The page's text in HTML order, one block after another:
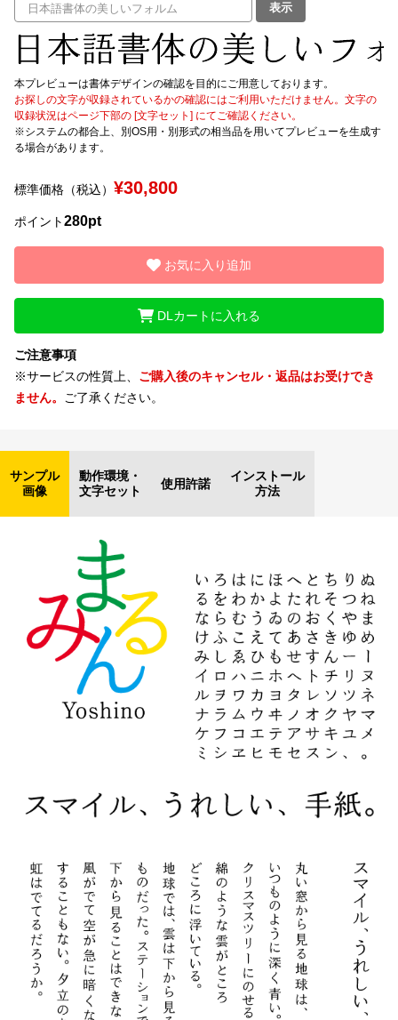
リセット 検索
表示
本プレビューは書体デザインの確認を目的にご用意しております。
お探しの文字が収録されているかの確認にはご利用いただけません。文字の
収録状況はページ下部の [文字セット] にてご確認ください。
※システムの都合上、別OS用・別形式の相当品を用いてプレビューを生成す
る場合があります。
標準価格（税込） ¥30,800
ポイント280pt
お気に入り追加
DLカートに入れる
ご注意事項
※サービスの性質上、 ご購入後のキャンセル・返品はお受けでき
ません。 ご了承ください。
サンプル
画像
動作環境・
文字セット
使用許諾
インストール
方法